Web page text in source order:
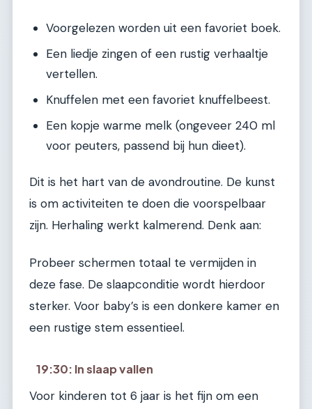
Voorgelezen worden uit een favoriet boek.
Een liedje zingen of een rustig verhaaltje
vertellen.
Knuffelen met een favoriet knuffelbeest.
Een kopje warme melk (ongeveer 240 ml
voor peuters, passend bij hun dieet).
Dit is het hart van de avondroutine. De kunst
is om activiteiten te doen die voorspelbaar
zijn. Herhaling werkt kalmerend. Denk aan:
Probeer schermen totaal te vermijden in
deze fase. De slaapconditie wordt hierdoor
sterker. Voor baby’s is een donkere kamer en
een rustige stem essentieel.
19:30: In slaap vallen
Voor kinderen tot 6 jaar is het fijn om een